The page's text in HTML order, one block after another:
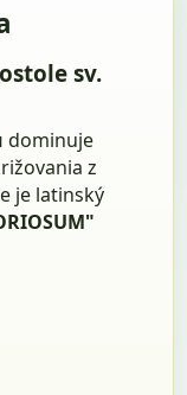
sv.
dominuje
z
je latinský